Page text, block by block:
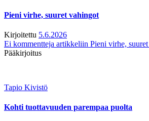
Pieni virhe, suuret vahingot
Kirjoitettu 5.6.2026
Ei kommentteja artikkeliin Pieni virhe,
Pääkirjoitus
Tapio Kivistö
Kohti tuottavuuden parempaa puolta